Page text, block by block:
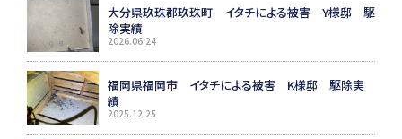
大分県玖珠郡玖珠町 イタチによる被害 Y様邸 駆
除実績
2026.06.24
福岡県福岡市 イタチによる被害 K様邸 駆除実
績
2025.12.25